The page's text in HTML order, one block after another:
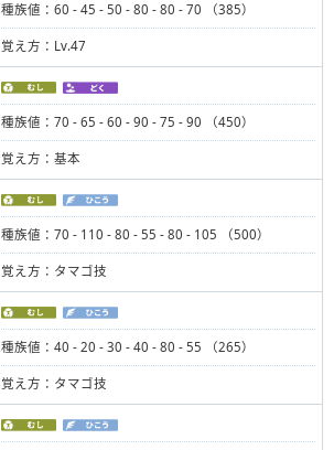
種族値：60 - 45 - 50 - 80 - 80 - 70 （385）
覚え方：Lv.47
種族値：70 - 65 - 60 - 90 - 75 - 90 （450）
覚え方：基本
種族値：70 - 110 - 80 - 55 - 80 - 105 （500）
覚え方：タマゴ技
種族値：40 - 20 - 30 - 40 - 80 - 55 （265）
覚え方：タマゴ技